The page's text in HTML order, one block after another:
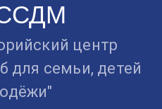
центр
для семьи, детей